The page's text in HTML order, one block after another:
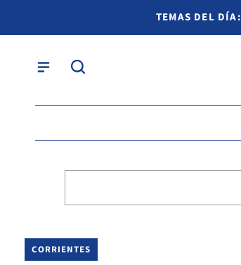
TEMAS DEL DÍA:
CORRIENTES